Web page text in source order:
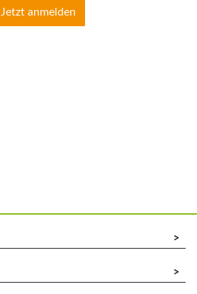
Jetzt anmelden
^
^